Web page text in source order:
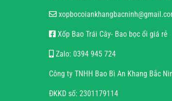
Xốp Bao Trái Cây- Bao bọc ổi giá rẻ
Zalo: 0394 945 724
Công ty TNHH Bao Bì An Khang Bắc
ĐKKD số: 2301179114